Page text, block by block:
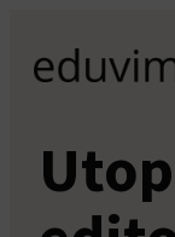
contenido